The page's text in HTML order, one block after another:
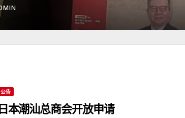
公告
日本潮汕总商会开放申请